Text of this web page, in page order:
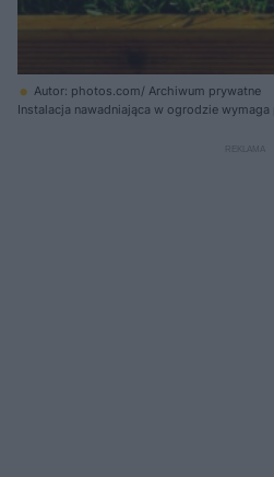
Autor: photos.com/ Archiwum prywatne
Instalacja nawadniająca w ogrodzie wymaga